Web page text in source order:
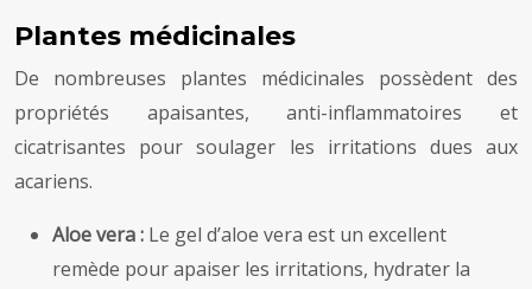
Plantes médicinales
De nombreuses plantes médicinales possèdent des
propriétés apaisantes, anti-inflammatoires et
cicatrisantes pour soulager les irritations dues aux
acariens.
Aloe vera : Le gel d’aloe vera est un excellent
remède pour apaiser les irritations, hydrater la